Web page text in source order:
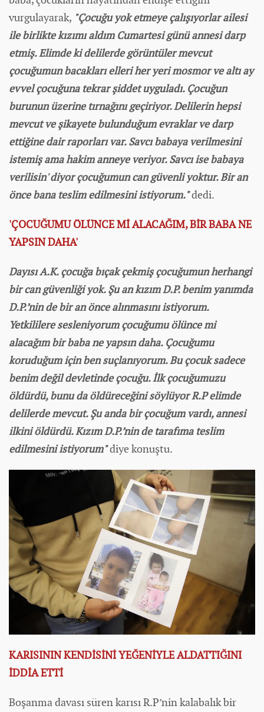
vurgulayarak, "Çocuğu yok etmeye çalışıyorlar ailesi
ile birlikte kızımı aldım Cumartesi günü annesi darp
etmiş. Elimde ki delilerde görüntüler mevcut
çocuğumun bacakları elleri her yeri mosmor ve altı ay
evvel çocuğuna tekrar şiddet uyguladı. Çocuğun
burunun üzerine tırnağını geçiriyor. Delilerin hepsi
mevcut ve şikayete bulunduğum evraklar ve darp
ettiğine dair raporları var. Savcı babaya verilmesini
istemiş ama hakim anneye veriyor. Savcı ise babaya
verilisin' diyor çocuğumun can güvenli yoktur. Bir an
önce bana teslim edilmesini istiyorum."dedi.
'ÇOCUĞUMU ÖLÜNCE Mİ ALACAĞIM, BİR BABA NE
YAPSIN DAHA'
Dayısı A.K. çocuğa bıçak çekmiş çocuğumun herhangi
bir can güvenliği yok. Şu an kızım D.P. benim yanımda
D.P.’nin de bir an önce alınmasını istiyorum.
Yetkililere sesleniyorum çocuğumu ölünce mi
alacağım bir baba ne yapsın daha. Çocuğumu
koruduğum için ben suçlanıyorum. Bu çocuk sadece
benim değil devletinde çocuğu. İlk çocuğumuzu
öldürdü, bunu da öldüreceğini söylüyor R.P elimde
delilerde mevcut. Şu anda bir çocuğum vardı, annesi
ilkini öldürdü. Kızım D.P.’nin de tarafıma teslim
edilmesini istiyorum"diye konuştu.
KARISININ KENDİSİNİ YEĞENİYLE ALDATTIĞINI
İDDİA ETTİ
Boşanma davası süren karısı R.P’nin kalabalık bir